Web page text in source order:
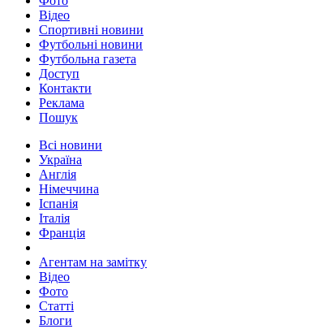
Відео
Спортивні новини
Футбольні новини
Футбольна газета
Доступ
Контакти
Реклама
Пошук
Всі новини
Україна
Англія
Німеччина
Іспанія
Італія
Франція
Агентам на замітку
Відео
Фото
Статті
Блоги